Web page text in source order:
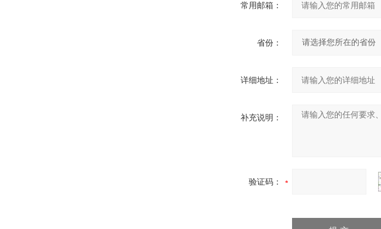
常用邮箱：
省份：
详细地址：
补充说明：
验证码：